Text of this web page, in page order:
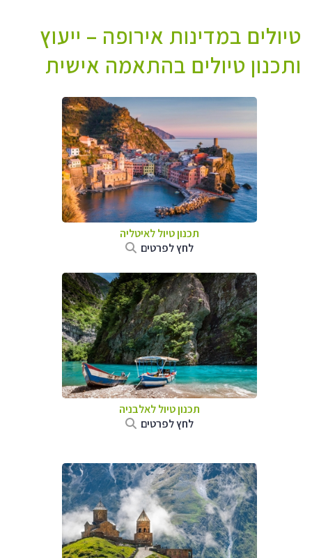
טיולים במדינות אירופה – ייעוץ
ותכנון טיולים בהתאמה אישית
תכנון טיול לאיטליה
לחץ לפרטים
תכנון טיול לאלבניה
לחץ לפרטים